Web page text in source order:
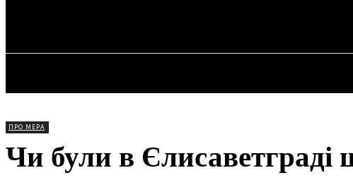
ПРО МЕРА
Чи були в Єлисаветграді